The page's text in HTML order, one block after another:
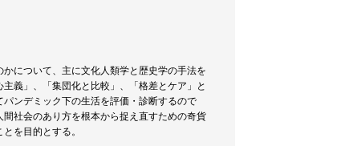
について、主に文化人類学と歴史学の手法を
義」、「集団化と比較」、「格差とケア」と
ンデミック下の生活を評価・診断するので
社会のあり方を根本から捉え直すための奇貨
を目的とする。